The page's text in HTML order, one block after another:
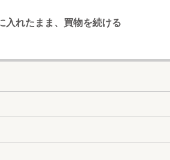
入れたまま、買物を続ける